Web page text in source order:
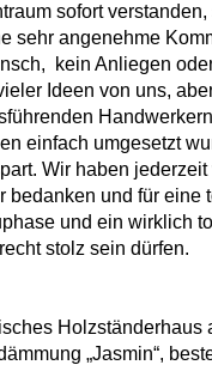
sofort
sehr angenehme
kein Anliegen
Ideen von uns,
einfach umgesetzt
Wir haben
bedanken und für
und ein wirklich
stolz sein dürfen.
„Jasmin“,